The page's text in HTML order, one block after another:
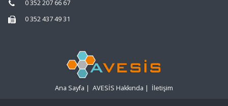
0 352 207 66 67
0 352 437 49 31
Ana Sayfa | AVESİS Hakkında | İletişim